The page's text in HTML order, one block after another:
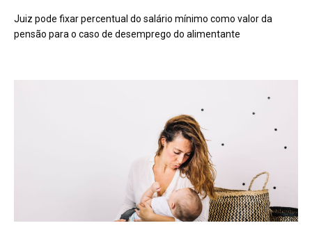
Juiz pode fixar percentual do salário mínimo como valor da
pensão para o caso de desemprego do alimentante